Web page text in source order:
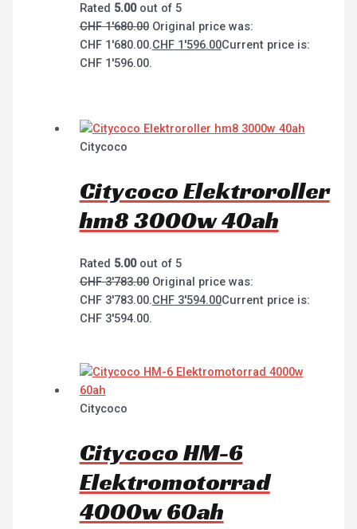
Rated 5.00out of 5
CHF1'680.00 Original price was:
CHF 1'680.00.CHF1'596.00Current price is:
CHF 1'596.00.
Citycoco
Citycoco Elektroroller
hm8 3000w 40ah
Rated 5.00out of 5
CHF3'783.00 Original price was:
CHF 3'783.00.CHF3'594.00Current price is:
CHF 3'594.00.
Citycoco
Citycoco HM-6
Elektromotorrad
4000w 60ah